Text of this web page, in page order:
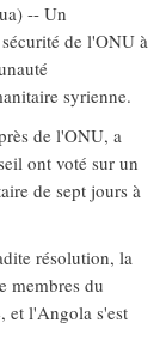
-- Un
de l'ONU à
syrienne.
de l'ONU, a
ont voté sur un
de sept jours à
résolution, la
membres du
et l'Angola s'est